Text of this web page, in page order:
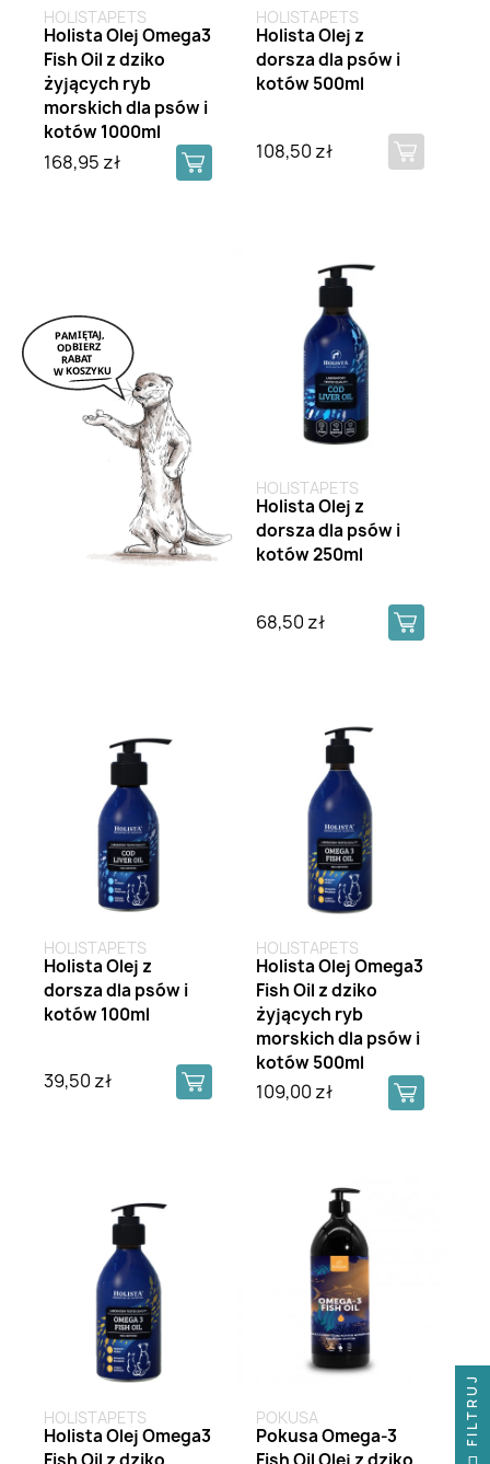
FILTRUJ
HOLISTAPETS
Holista Olej Omega3
Fish Oil z dziko
żyjących ryb
morskich dla psów i
kotów 1000ml
168,95 zł
HOLISTAPETS
Holista Olej z
dorsza dla psów i
kotów 500ml
108,50 zł
HOLISTAPETS
Holista Olej z
dorsza dla psów i
kotów 250ml
68,50 zł
HOLISTAPETS
Holista Olej z
dorsza dla psów i
kotów 100ml
39,50 zł
HOLISTAPETS
Holista Olej Omega3
Fish Oil z dziko
żyjących ryb
morskich dla psów i
kotów 500ml
109,00 zł
HOLISTAPETS
Holista Olej Omega3
POKUSA
Pokusa Omega-3
FILTRUJ